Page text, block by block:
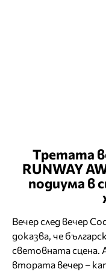
Третата
RUNWAY
подиума в
Вечер след вечер
доказва, че
световната сцена.
втората вечер –